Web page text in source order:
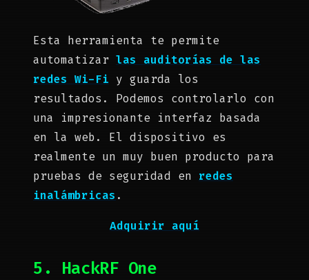
Esta herramienta te permite
automatizar las auditorías de las
redes Wi-Fi y guarda los
resultados. Podemos controlarlo con
una impresionante interfaz basada
en la web. El dispositivo es
realmente un muy buen producto para
pruebas de seguridad en redes
inalámbricas .
Adquirir aquí
5. HackRF One